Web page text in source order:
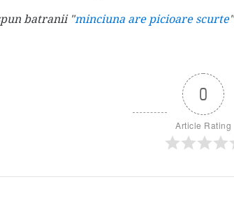
batranii "minciuna are picioare scurte
0
Article Rating